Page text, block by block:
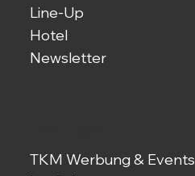
TKM Werbung & Events
Line-Up
Hotel
Newsletter